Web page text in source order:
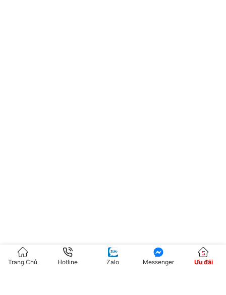
Trang Chủ Hotline Zalo Messenger Ưu đãi